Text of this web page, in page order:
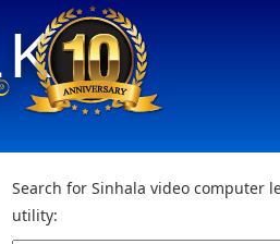
Search for Sinhala video computer
utility: